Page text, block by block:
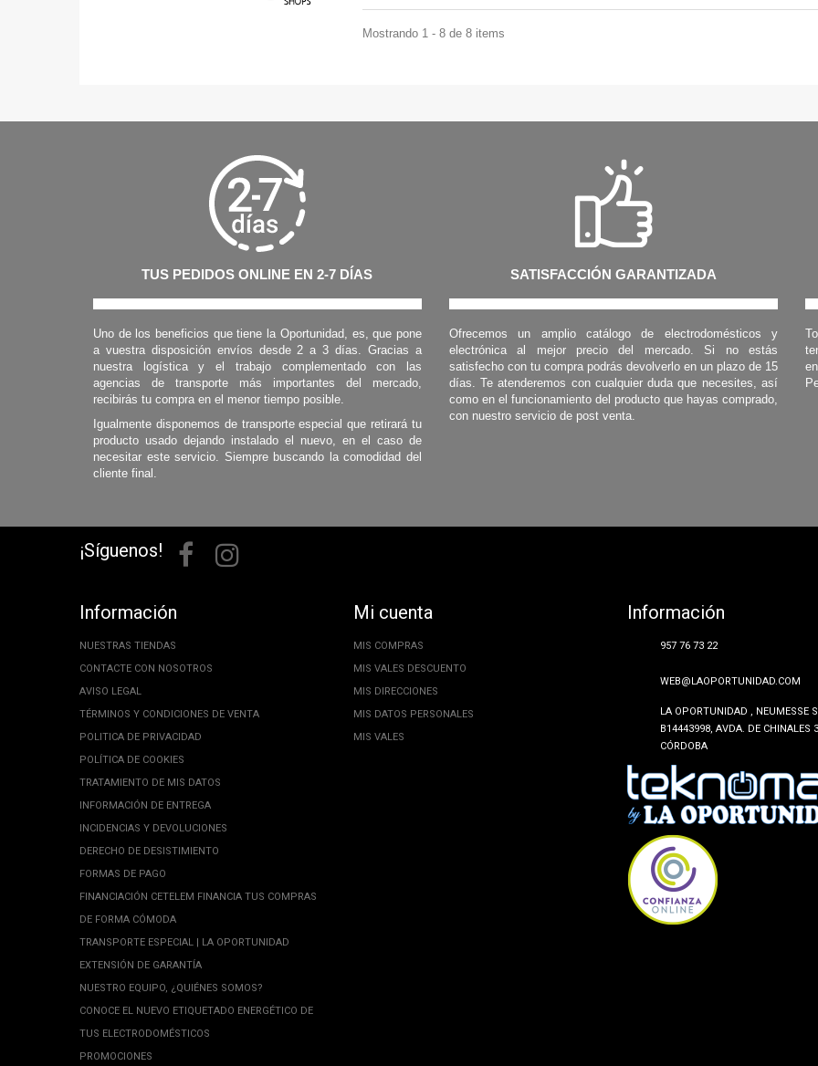
Mostrando 1 - 8 de 8 items
TUS PEDIDOS ONLINE EN 2-7 DÍAS
Uno de los beneficios que tiene la Oportunidad, es, que pone
a vuestra disposición envíos desde 2 a 3 días. Gracias a
nuestra logística y el trabajo complementado con las
agencias de transporte más importantes del mercado,
recibirás tu compra en el menor tiempo posible.
Igualmente disponemos de transporte especial que retirará tu
producto usado dejando instalado el nuevo, en el caso de
necesitar este servicio. Siempre buscando la comodidad del
cliente final.
SATISFACCIÓN GARANTIZADA
Ofrecemos un amplio catálogo de electrodomésticos y
electrónica al mejor precio del mercado. Si no estás
satisfecho con tu compra podrás devolverlo en un plazo de 15
días. Te atenderemos con cualquier duda que necesites, así
como en el funcionamiento del producto que hayas comprado,
con nuestro servicio de post venta.
¡Síguenos!
Información
NUESTRAS TIENDAS
CONTACTE CON NOSOTROS
AVISO LEGAL
TÉRMINOS Y CONDICIONES DE VENTA
POLITICA DE PRIVACIDAD
POLÍTICA DE COOKIES
TRATAMIENTO DE MIS DATOS
INFORMACIÓN DE ENTREGA
INCIDENCIAS Y DEVOLUCIONES
DERECHO DE DESISTIMIENTO
FORMAS DE PAGO
FINANCIACIÓN CETELEM FINANCIA TUS COMPRAS
DE FORMA CÓMODA
TRANSPORTE ESPECIAL | LA OPORTUNIDAD
EXTENSIÓN DE GARANTÍA
NUESTRO EQUIPO, ¿QUIÉNES SOMOS?
CONOCE EL NUEVO ETIQUETADO ENERGÉTICO DE
TUS ELECTRODOMÉSTICOS
PROMOCIONES
Mi cuenta
MIS COMPRAS
MIS VALES DESCUENTO
MIS DIRECCIONES
MIS DATOS PERSONALES
MIS VALES
Información
957 76 73 22
WEB@LAOPORTUNIDAD.COM
LA OPORTUNIDAD , NEUMESSE
B14443998, AVDA. DE CHINALES
CÓRDOBA